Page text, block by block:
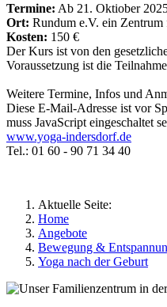
Termine: Ab 21. Oktiober
Ort: Rundum e.V. ein Zentrum
Kosten: 150 €
Der Kurs ist von den
Voraussetzung ist die
Weitere Termine, Infos und
Diese E-Mail-Adresse ist vor
muss JavaScript eingeschaltet
www.yoga-indersdorf.de
Tel.: 01 60 - 90 71 34 40
Aktuelle Seite:
Home
Angebote
Bewegung &
Yoga nach der Geburt